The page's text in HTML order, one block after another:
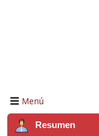
Menú
Resumen